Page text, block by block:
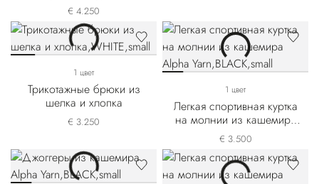
шерсти и шелка
€ 4.250
1 цвет
Трикотажные брюки из
шелка и хлопка
€ 3.250
1 цвет
Легкая спортивная куртка
на молнии из кашемира
Alpha Yarn
€ 3.500